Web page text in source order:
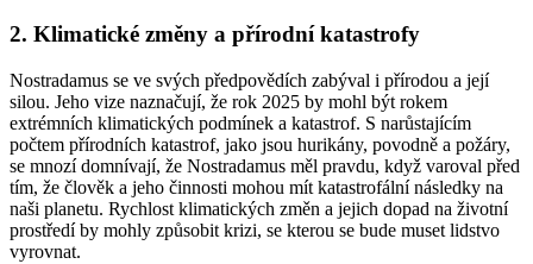
2. Klimatické změny a přírodní katastrofy
Nostradamus se ve svých předpovědích zabýval i přírodou a její
silou. Jeho vize naznačují, že rok 2025 by mohl být rokem
extrémních klimatických podmínek a katastrof. S narůstajícím
počtem přírodních katastrof, jako jsou hurikány, povodně a požáry,
se mnozí domnívají, že Nostradamus měl pravdu, když varoval před
tím, že člověk a jeho činnosti mohou mít katastrofální následky na
naši planetu. Rychlost klimatických změn a jejich dopad na životní
prostředí by mohly způsobit krizi, se kterou se bude muset lidstvo
vyrovnat.